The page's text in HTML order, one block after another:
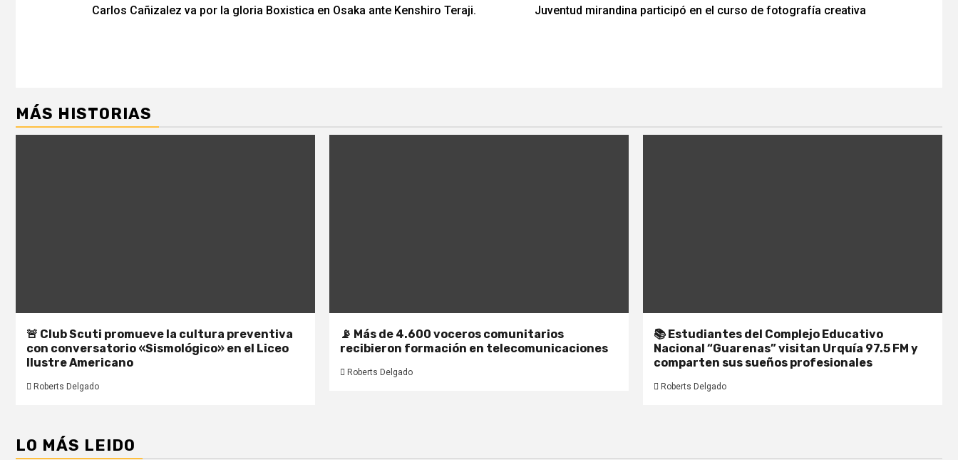
de
Carlos Cañizalez va por la gloria Boxistica en Osaka ante Kenshiro Teraji.
Juventud mirandina participó en el curso de fotografía creativa
MÁS HISTORIAS
🚨 Club Scuti promueve la cultura preventiva
con conversatorio «Sismológico» en el Liceo
Ilustre Americano
Roberts Delgado
📡 Más de 4.600 voceros comunitarios
recibieron formación en telecomunicaciones
Roberts Delgado
📚 Estudiantes del Complejo Educativo
Nacional “Guarenas” visitan Urquía 97.5 FM y
comparten sus sueños profesionales
Roberts Delgado
LO MÁS LEIDO